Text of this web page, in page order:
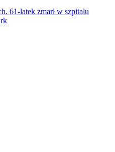
61-latek zmarł w szpitalu